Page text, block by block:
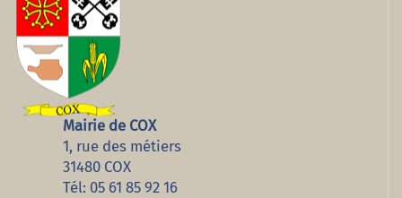
Mairie de COX
1, rue des métiers
31480 COX
Tél: 05 61 85 92 16